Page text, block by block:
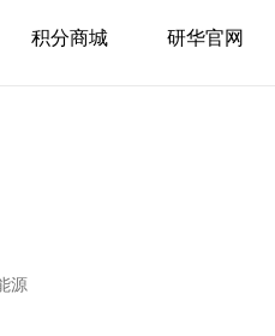
积分商城 研华官网